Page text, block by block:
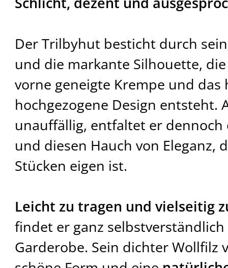
Der Trilbyhut besticht durch
und die markante Silhouette,
vorne geneigte Krempe und das
hochgezogene Design entsteht.
unauffällig, entfaltet er dennoch
und diesen Hauch von Eleganz,
Stücken eigen ist.
Leicht zu tragen und vielseitig
findet er ganz
Garderobe. Sein dichter Wollfilz